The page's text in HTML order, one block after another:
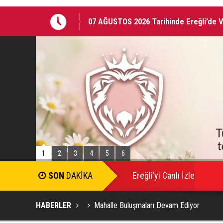
07 AĞUSTOS 2026 Tarihinde Ereğli’de
EREĞLİ'DE GÜNDEMİ SARSAN İSTİFA
1 2 3 4 5 6
Ereğli’yi Canlı İzle
HABERLER Mahalle Buluşmaları Devam Ediyor